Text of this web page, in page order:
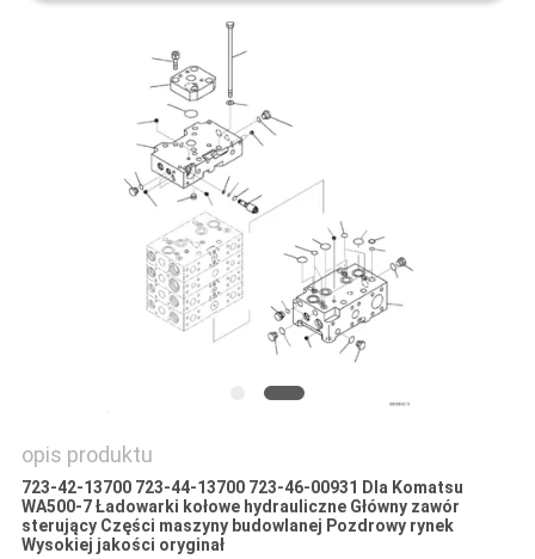
POLITYKA
PRYWATNOŚCI
opis produktu
723-42-13700 723-44-13700 723-46-00931 Dla Komatsu
WA500-7 Ładowarki kołowe hydrauliczne Główny zawór
sterujący Części maszyny budowlanej Pozdrowy rynek
Wysokiej jakości oryginał